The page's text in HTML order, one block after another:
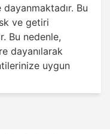
Bu
ve getiri
Bu nedenle,
dayanılarak
uygun